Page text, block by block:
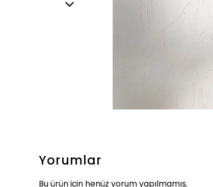
Yorumlar
Bu ürün için henüz yorum yapılmamış.